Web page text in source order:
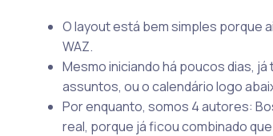
O layout está bem simples porque
WAZ.
Mesmo iniciando há poucos dias,
assuntos, ou o calendário logo
Por enquanto, somos 4 autores:
real, porque já ficou combinado